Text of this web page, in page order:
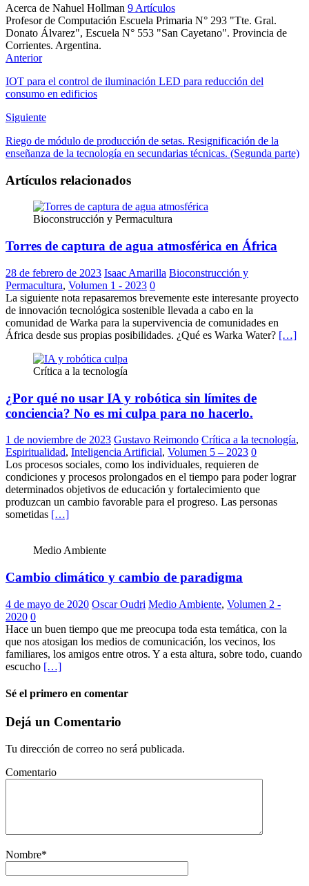
Acerca de Nahuel Hollman 9 Artículos
Profesor de Computación Escuela Primaria N° 293 "Tte. Gral.
Donato Álvarez", Escuela N° 553 "San Cayetano". Provincia de
Corrientes. Argentina.
Facebook
Instagram
Anterior
IOT para el control de iluminación LED para reducción del
consumo en edificios
Siguiente
Riego de módulo de producción de setas. Resignificación de la
enseñanza de la tecnología en secundarias técnicas. (Segunda parte)
Artículos relacionados
Bioconstrucción y Permacultura
Torres de captura de agua atmosférica en África
28 de febrero de 2023 Isaac Amarilla Bioconstrucción y
Permacultura, Volumen 1 - 2023 0
La siguiente nota repasaremos brevemente este interesante proyecto
de innovación tecnológica sostenible llevada a cabo en la
comunidad de Warka para la supervivencia de comunidades en
África desde sus propias posibilidades. ¿Qué es Warka Water? […]
Crítica a la tecnología
¿Por qué no usar IA y robótica sin límites de
conciencia? No es mi culpa para no hacerlo.
1 de noviembre de 2023 Gustavo Reimondo Crítica a la tecnología,
Espiritualidad, Inteligencia Artificial, Volumen 5 – 2023 0
Los procesos sociales, como los individuales, requieren de
condiciones y procesos prolongados en el tiempo para poder lograr
determinados objetivos de educación y fortalecimiento que
produzcan un cambio favorable para el progreso. Las personas
sometidas […]
Medio Ambiente
Cambio climático y cambio de paradigma
4 de mayo de 2020 Oscar Oudri Medio Ambiente, Volumen 2 -
2020 0
Hace un buen tiempo que me preocupa toda esta temática, con la
que nos atosigan los medios de comunicación, los vecinos, los
familiares, los amigos entre otros. Y a esta altura, sobre todo, cuando
escucho […]
Sé el primero en comentar
Dejá un Comentario
Tu dirección de correo no será publicada.
Comentario
Nombre*